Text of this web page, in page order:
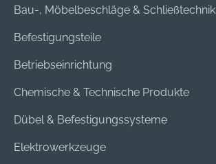
Bau-, Möbelbeschläge & Schließtechnik
Befestigungsteile
Betriebseinrichtung
Chemische & Technische Produkte
Dübel & Befestigungssysteme
Elektrowerkzeuge